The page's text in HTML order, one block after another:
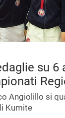
su 6
Angiolillo si
Kumite